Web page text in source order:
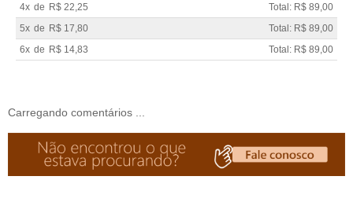
4x de R$ 22,25
Total: R$ 89,00
5x de R$ 17,80
Total: R$ 89,00
6x de R$ 14,83 Total: R$ 89,00
Carregando comentários ...